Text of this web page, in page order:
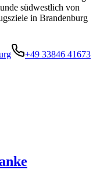
südwestlich von
in Brandenburg
+49 33846 41673